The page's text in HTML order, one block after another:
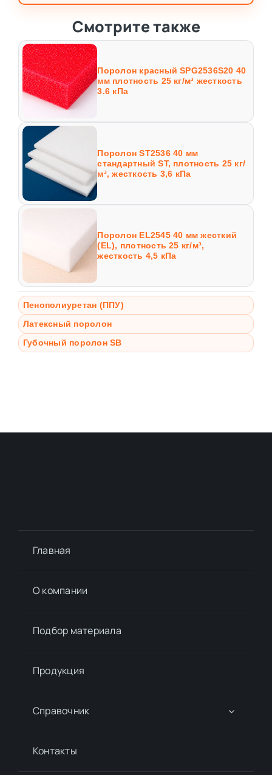
Смотрите также
Поролон красный SPG2536S20 40
мм плотность 25 кг/м³ жесткость
3.6 кПа
Поролон ST2536 40 мм
стандартный ST, плотность 25 кг/
м³, жесткость 3,6 кПа
Поролон EL2545 40 мм жесткий
(EL), плотность 25 кг/м³,
жесткость 4,5 кПа
Пенополиуретан (ППУ)
Латексный поролон
Губочный поролон SB
Главная
О компании
Подбор материалa
Продукция
Справочник
Контакты